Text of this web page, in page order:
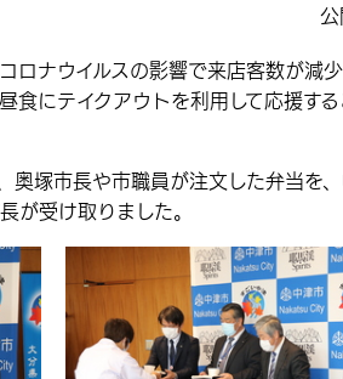
ナウイルスの影響で来店客数が減
食にテイクアウトを利用して応援する
塚市長や市職員が注文した弁当を
が受け取りました。